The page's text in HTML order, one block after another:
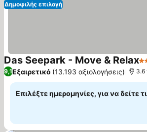
Δημοφιλής επιλογή
Das Seepark - Move & Relax4
9,1Εξαιρετικό (13.193 αξιολογήσεις) 3.6
Επιλέξτε ημερομηνίες, για να δείτε